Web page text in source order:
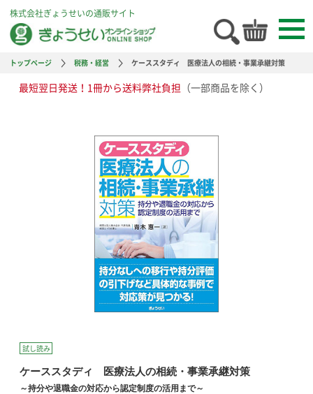
株式会社ぎょうせいの通販サイト
トップページ 税務・経営 ケーススタディ 医療法人の相続・事業承継対策
最短翌日発送！1冊から送料弊社負担 （一部商品を除く）
試し読み
ケーススタディ 医療法人の相続・事業承継対策
～持分や退職金の対応から認定制度の活用まで～